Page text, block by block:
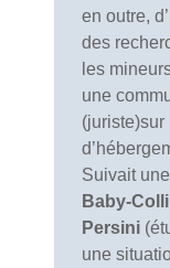
en outre,
des
les
une
Suivait
Baby-
Persini
une